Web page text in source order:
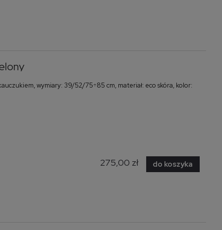
wymiary: 39/52/75÷85 cm, materiał: eco skóra, kolor:
275,00 zł do koszyka